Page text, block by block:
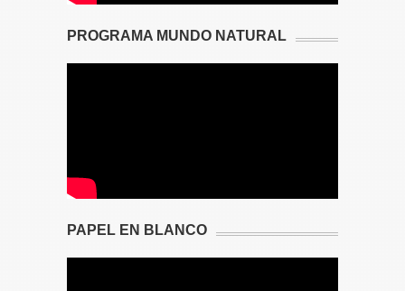
PROGRAMA MUNDO NATURAL
PAPEL EN BLANCO